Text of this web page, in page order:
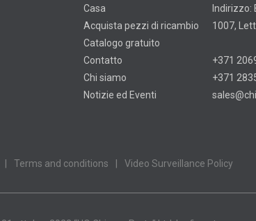
Casa
Acquista pezzi di ricambio
Catalogo gratuito
Contatto
Chi siamo
Notizie ed Eventi
Indirizzo:
1007,
+371
+371
| Terms and conditions | Video Surveillance Policy